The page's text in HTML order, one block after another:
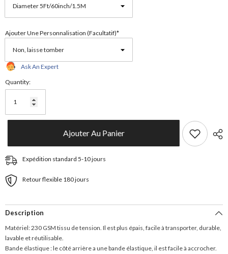
Ajouter Une Personnalisation (facultatif)*
Ask An Expert
Quantity:
Ajouter Au Panier
Expédition standard 5-10 jours
Retour flexible 180 jours
Description
Matériel: 230 GSM tissu de tension. Il est plus épais, facile à transporter, durable,
lavable et réutilisable.
Bande élastique : le côté arrière a une bande élastique, il est facile à accrocher.